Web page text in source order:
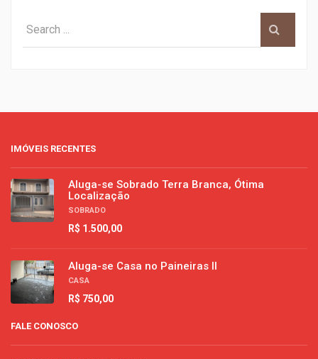
IMÓVEIS RECENTES
Aluga-se Sobrado Terra Branca, Ótima
Localização
SOBRADO
R$ 1.500,00
Aluga-se Casa no Paineiras II
CASA
R$ 750,00
FALE CONOSCO